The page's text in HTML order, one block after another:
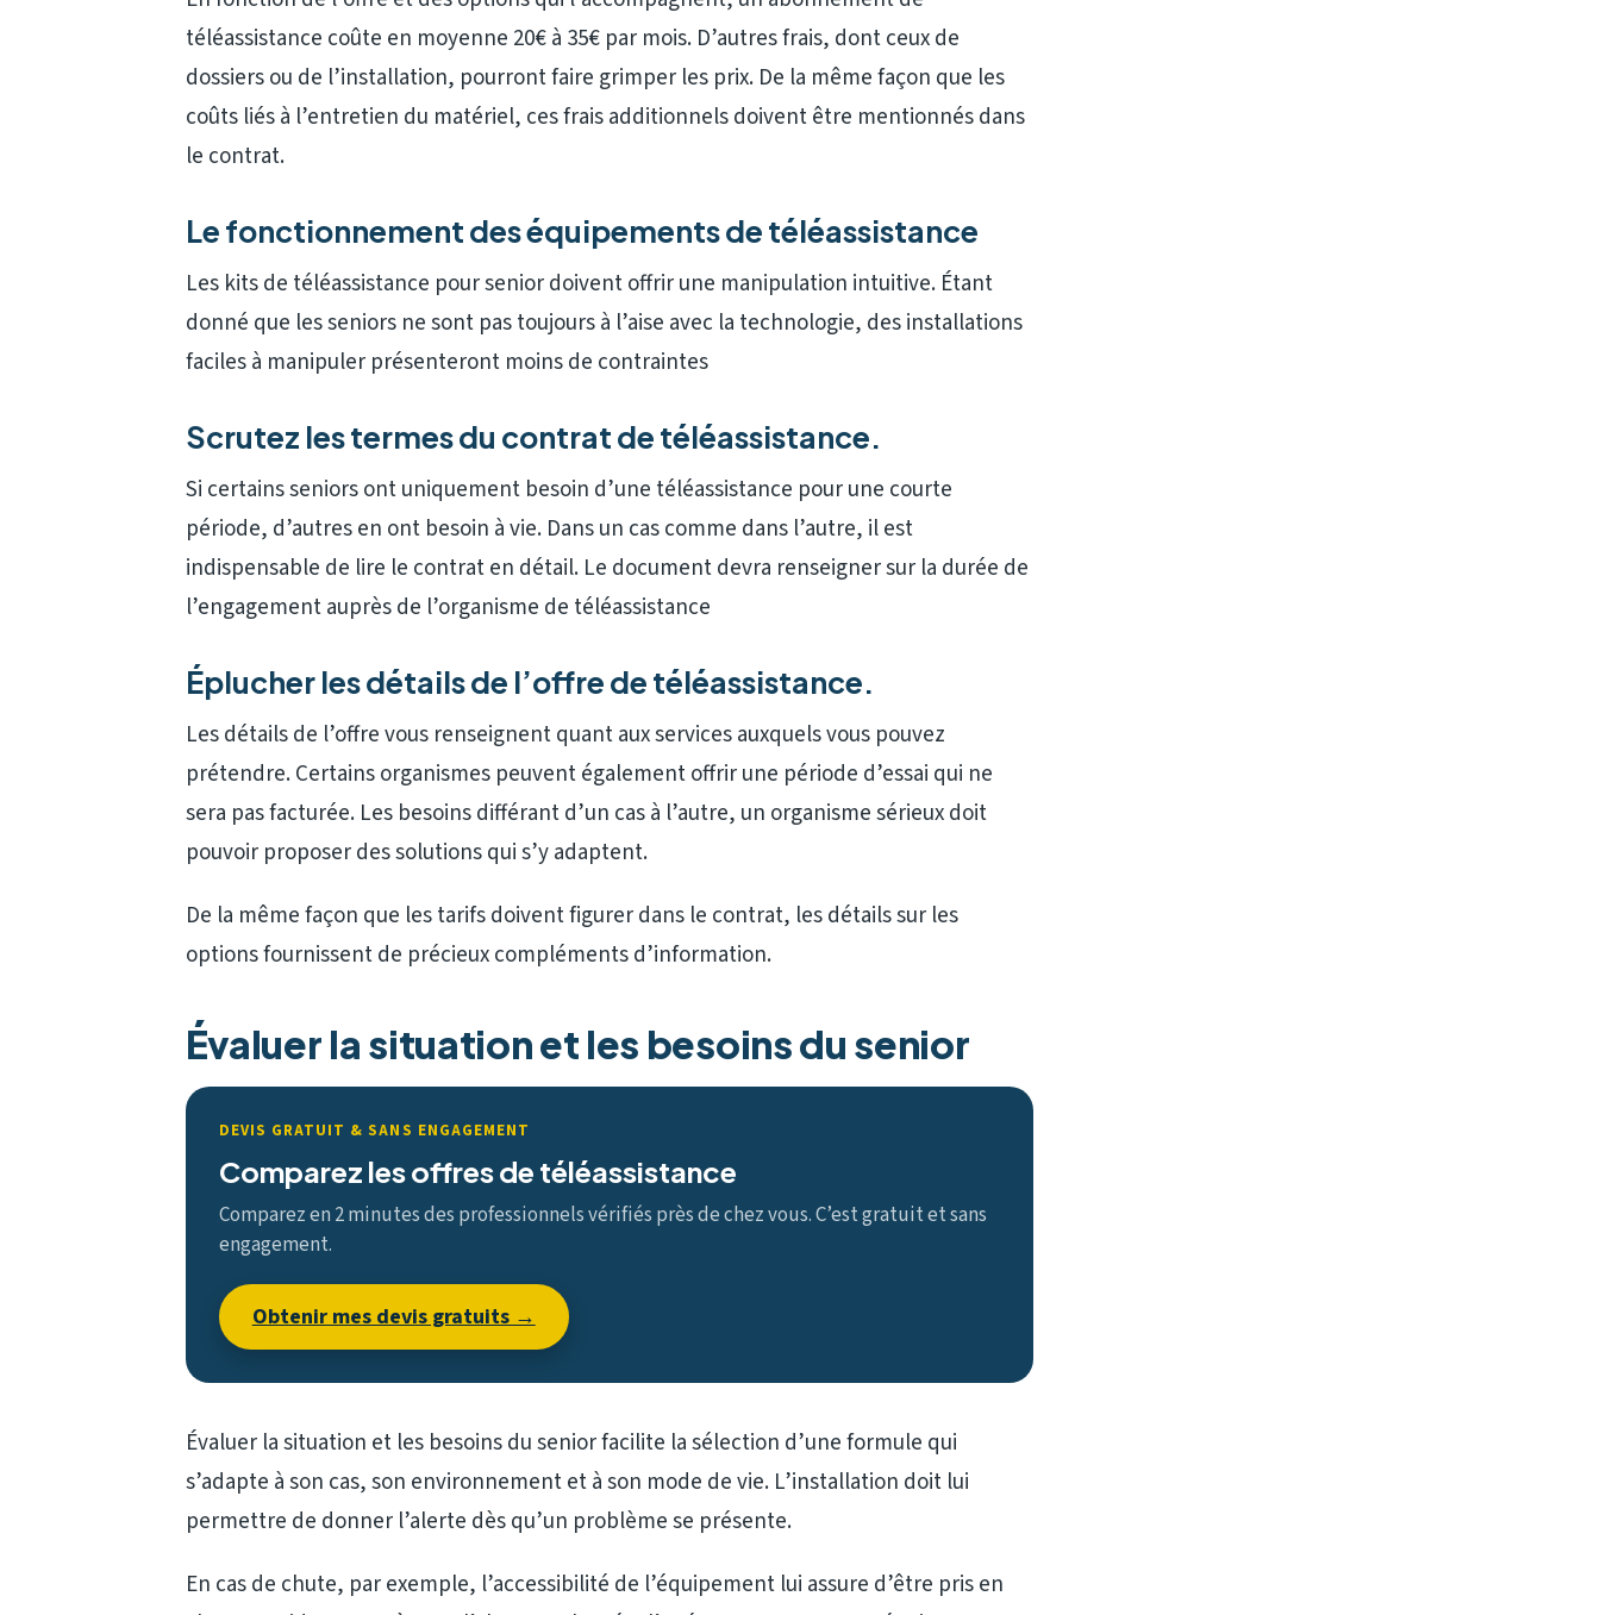
téléassistance coûte en moyenne 20€ à 35€ par mois. D’autres frais, dont ceux de
dossiers ou de l’installation, pourront faire grimper les prix. De la même façon que les
coûts liés à l’entretien du matériel, ces frais additionnels doivent être mentionnés dans
le contrat.
Le fonctionnement des équipements de téléassistance
Les kits de téléassistance pour senior doivent offrir une manipulation intuitive. Étant
donné que les seniors ne sont pas toujours à l’aise avec la technologie, des installations
faciles à manipuler présenteront moins de contraintes
Scrutez les termes du contrat de téléassistance.
Si certains seniors ont uniquement besoin d’une téléassistance pour une courte
période, d’autres en ont besoin à vie. Dans un cas comme dans l’autre, il est
indispensable de lire le contrat en détail. Le document devra renseigner sur la durée de
l’engagement auprès de l’organisme de téléassistance
Éplucher les détails de l’offre de téléassistance.
Les détails de l’offre vous renseignent quant aux services auxquels vous pouvez
prétendre. Certains organismes peuvent également offrir une période d’essai qui ne
sera pas facturée. Les besoins différant d’un cas à l’autre, un organisme sérieux doit
pouvoir proposer des solutions qui s’y adaptent.
De la même façon que les tarifs doivent figurer dans le contrat, les détails sur les
options fournissent de précieux compléments d’information.
Évaluer la situation et les besoins du senior
DEVIS GRATUIT & SANS ENGAGEMENT
Comparez les offres de téléassistance
Comparez en 2 minutes des professionnels vérifiés près de chez vous. C’est gratuit et sans
engagement.
Obtenir mes devis gratuits →
Évaluer la situation et les besoins du senior facilite la sélection d’une formule qui
s’adapte à son cas, son environnement et à son mode de vie. L’installation doit lui
permettre de donner l’alerte dès qu’un problème se présente.
En cas de chute, par exemple, l’accessibilité de l’équipement lui assure d’être pris en